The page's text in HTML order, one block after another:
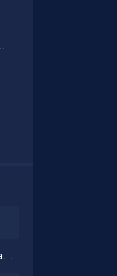
ASAVVI, ARIZONA - Не ругайся